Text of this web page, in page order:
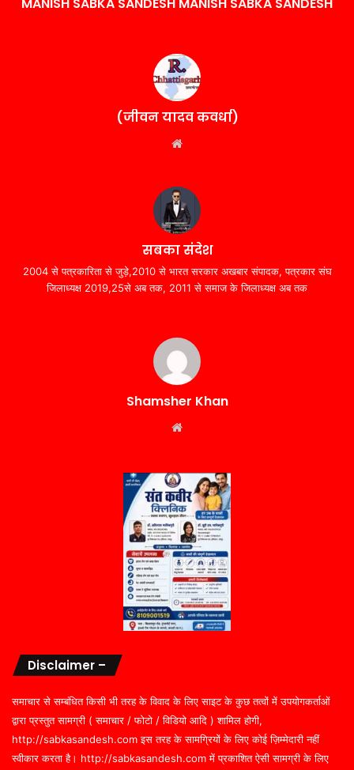
MANISH SABKA SANDESH MANISH SABKA SANDESH
(जीवन यादव कवर्धा)
सबका संदेश
2004 से पत्रकारिता से जुड़े,2010 से भारत सरकार अखबार संपादक, पत्रकार संघ
जिलाध्यक्ष 2019,25से अब तक, 2011 से समाज के जिलाध्यक्ष अब तक
Shamsher Khan
Disclaimer –
समाचार से सम्बंधित किसी भी तरह के विवाद के लिए साइट के कुछ तत्वों में उपयोगकर्ताओं
द्वारा प्रस्तुत सामग्री ( समाचार / फोटो / विडियो आदि ) शामिल होगी,
http://sabkasandesh.com इस तरह के सामग्रियों के लिए कोई ज़िम्मेदारी नहीं
स्वीकार करता है। http://sabkasandesh.com में प्रकाशित ऐसी सामग्री के लिए